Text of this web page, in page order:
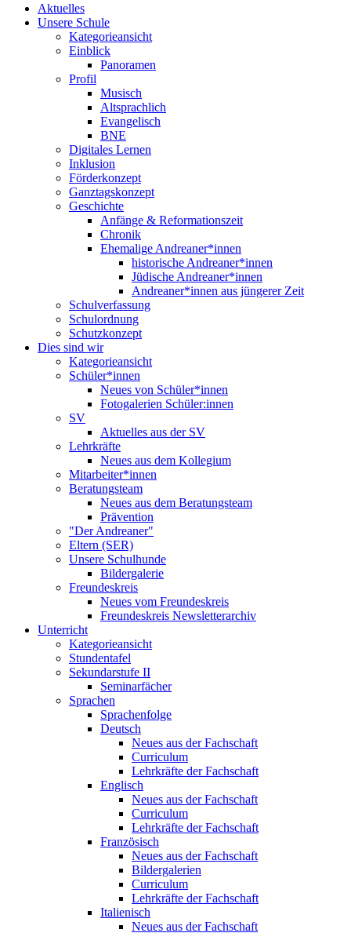
Aktuelles
Unsere Schule
Kategorieansicht
Einblick
Panoramen
Profil
Musisch
Altsprachlich
Evangelisch
BNE
Digitales Lernen
Inklusion
Förderkonzept
Ganztagskonzept
Geschichte
Anfänge & Reformationszeit
Chronik
Ehemalige Andreaner*innen
historische Andreaner*innen
Jüdische Andreaner*innen
Andreaner*innen aus jüngerer Zeit
Schulverfassung
Schulordnung
Schutzkonzept
Dies sind wir
Kategorieansicht
Schüler*innen
Neues von Schüler*innen
Fotogalerien Schüler:innen
SV
Aktuelles aus der SV
Lehrkräfte
Neues aus dem Kollegium
Mitarbeiter*innen
Beratungsteam
Neues aus dem Beratungsteam
Prävention
"Der Andreaner"
Eltern (SER)
Unsere Schulhunde
Bildergalerie
Freundeskreis
Neues vom Freundeskreis
Freundeskreis Newsletterarchiv
Unterricht
Kategorieansicht
Stundentafel
Sekundarstufe II
Seminarfächer
Sprachen
Sprachenfolge
Deutsch
Neues aus der Fachschaft
Curriculum
Lehrkräfte der Fachschaft
Englisch
Neues aus der Fachschaft
Curriculum
Lehrkräfte der Fachschaft
Französisch
Neues aus der Fachschaft
Bildergalerien
Curriculum
Lehrkräfte der Fachschaft
Italienisch
Neues aus der Fachschaft